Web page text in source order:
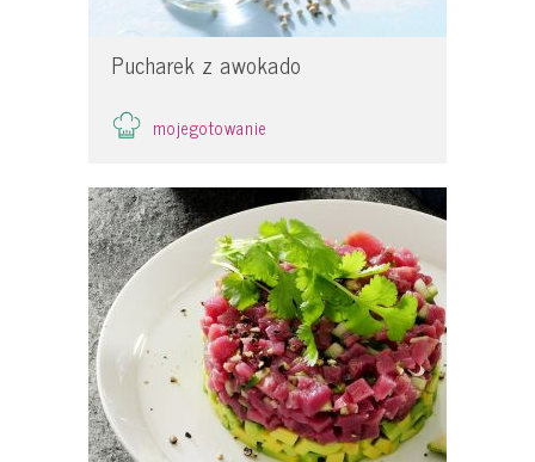
Pucharek z awokado
mojegotowanie